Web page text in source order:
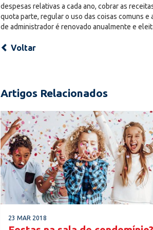
despesas relativas a cada ano, cobrar as
quota parte, regular o uso das coisas comuns
de administrador é renovado anualmente e
Voltar
Artigos Relacionados
23 MAR 2018